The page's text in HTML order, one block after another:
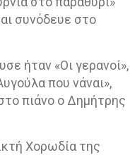
συνόδευε στο
ήταν «Οι γερανοί»,
που νάναι»,
πιάνο ο Δημήτρης
Χορωδία της